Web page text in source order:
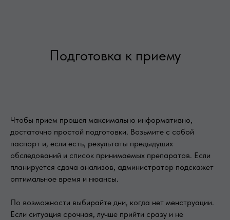
Подготовка к приему
Чтобы прием прошел максимально информативно,
достаточно простой подготовки. Возьмите с собой
паспорт и, если есть, результаты предыдущих
обследований и список принимаемых препаратов. Если
планируется сдача анализов, администратор подскажет
оптимальное время и нюансы.
По возможности выбирайте дни, когда нет менструации.
Если ситуация срочная, лучше прийти сразу и не